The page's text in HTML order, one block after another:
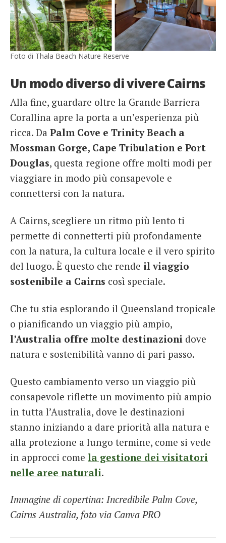
Foto di Thala Beach Nature Reserve
Un modo diverso di vivere Cairns
Alla fine, guardare oltre la Grande Barriera
Corallina apre la porta a un’esperienza più
ricca. Da Palm Cove e Trinity Beach a
Mossman Gorge, Cape Tribulation e Port
Douglas, questa regione offre molti modi per
viaggiare in modo più consapevole e
connettersi con la natura.
A Cairns, scegliere un ritmo più lento ti
permette di connetterti più profondamente
con la natura, la cultura locale e il vero spirito
del luogo. È questo che rende il viaggio
sostenibile a Cairns così speciale.
Che tu stia esplorando il Queensland tropicale
o pianificando un viaggio più ampio,
l’Australia offre molte destinazioni dove
natura e sostenibilità vanno di pari passo.
Questo cambiamento verso un viaggio più
consapevole riflette un movimento più ampio
in tutta l’Australia, dove le destinazioni
stanno iniziando a dare priorità alla natura e
alla protezione a lungo termine, come si vede
in approcci come la gestione dei visitatori
nelle aree naturali.
Immagine di copertina: Incredibile Palm Cove,
Cairns Australia, foto via Canva PRO